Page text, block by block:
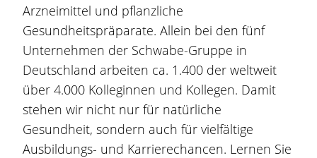
Arzneimittel und pflanzliche
Gesundheitspräparate. Allein bei den fünf
Unternehmen der Schwabe-Gruppe in
Deutschland arbeiten ca. 1.400 der weltweit
über 4.000 Kolleginnen und Kollegen. Damit
stehen wir nicht nur für natürliche
Gesundheit, sondern auch für vielfältige
Ausbildungs- und Karrierechancen. Lernen Sie